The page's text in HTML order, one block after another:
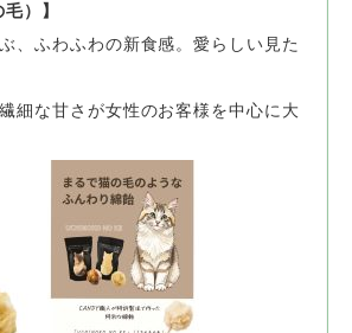
）】
、ふわふわの新食感。愛らしい見た
細な甘さが女性のお客様を中心に大